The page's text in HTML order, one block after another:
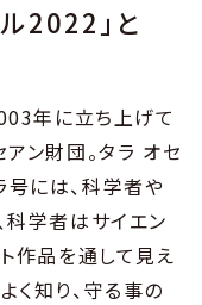
2022」と
年に立ち上げて
ン財団。タラ オセ
には、科学者や
科学者はサイエン
作品を通して見え
く知り、守る事の